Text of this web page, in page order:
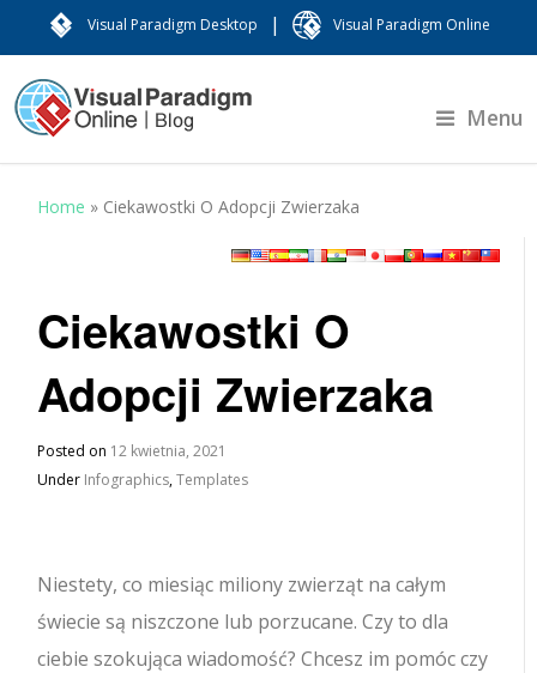
Visual Paradigm Desktop | Visual Paradigm Online
Menu
Home » Ciekawostki O Adopcji Zwierzaka
Ciekawostki O
Adopcji Zwierzaka
Posted on 12 kwietnia, 2021
Under Infographics,Templates
Niestety, co miesiąc miliony zwierząt na całym
świecie są niszczone lub porzucane. Czy to dla
ciebie szokująca wiadomość? Chcesz im pomóc czy